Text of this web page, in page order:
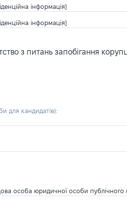
інформація]
інформація]
з питань запобігання
для кандидатів):
особа юридичної особи публічного